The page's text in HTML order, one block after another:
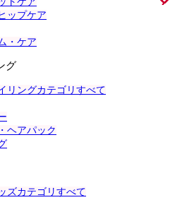
ップケア
・ケア
グ
リングカテゴリすべて
ヘアパック
ズカテゴリすべて